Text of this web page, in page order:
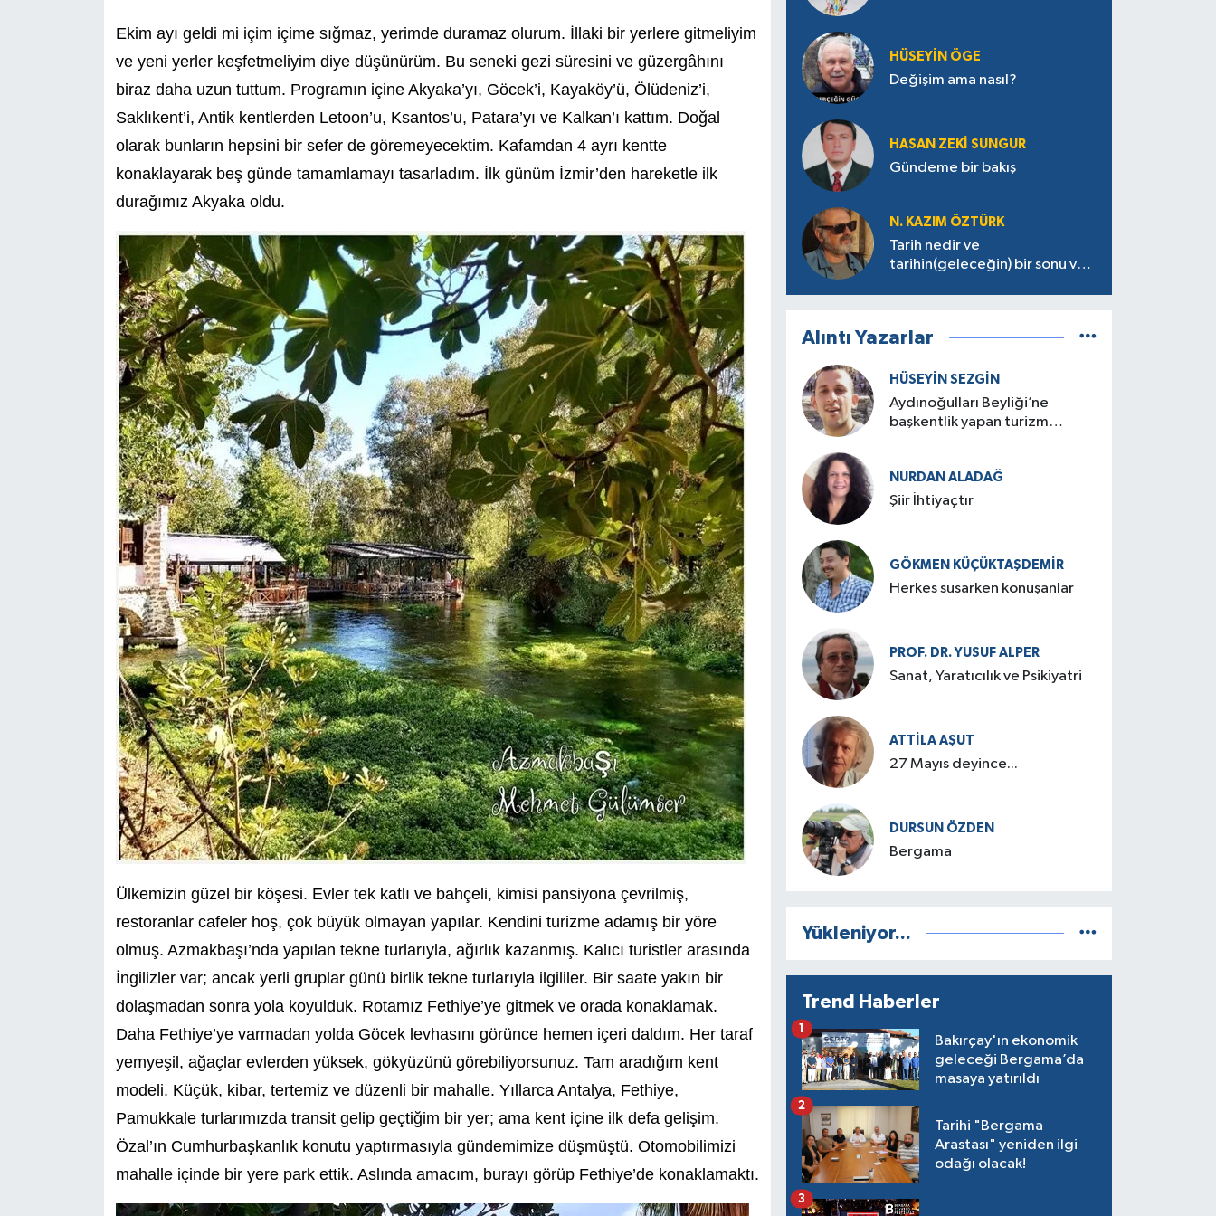
Ekim ayı geldi mi içim içime sığmaz, yerimde duramaz olurum. İllaki bir yerlere gitmeliyim
ve yeni yerler keşfetmeliyim diye düşünürüm. Bu seneki gezi süresini ve güzergâhını
biraz daha uzun tuttum. Programın içine Akyaka’yı, Göcek’i, Kayaköy’ü, Ölüdeniz’i,
Saklıkent’i, Antik kentlerden Letoon’u, Ksantos’u, Patara’yı ve Kalkan’ı kattım. Doğal
olarak bunların hepsini bir sefer de göremeyecektim. Kafamdan 4 ayrı kentte
konaklayarak beş günde tamamlamayı tasarladım. İlk günüm İzmir’den hareketle ilk
durağımız Akyaka oldu.
Ülkemizin güzel bir köşesi. Evler tek katlı ve bahçeli, kimisi pansiyona çevrilmiş,
restoranlar cafeler hoş, çok büyük olmayan yapılar. Kendini turizme adamış bir yöre
olmuş. Azmakbaşı’nda yapılan tekne turlarıyla, ağırlık kazanmış. Kalıcı turistler arasında
İngilizler var; ancak yerli gruplar günü birlik tekne turlarıyla ilgililer. Bir saate yakın bir
dolaşmadan sonra yola koyulduk. Rotamız Fethiye’ye gitmek ve orada konaklamak.
Daha Fethiye’ye varmadan yolda Göcek levhasını görünce hemen içeri daldım. Her taraf
yemyeşil, ağaçlar evlerden yüksek, gökyüzünü görebiliyorsunuz. Tam aradığım kent
modeli. Küçük, kibar, tertemiz ve düzenli bir mahalle. Yıllarca Antalya, Fethiye,
Pamukkale turlarımızda transit gelip geçtiğim bir yer; ama kent içine ilk defa gelişim.
Özal’ın Cumhurbaşkanlık konutu yaptırmasıyla gündemimize düşmüştü. Otomobilimizi
mahalle içinde bir yere park ettik. Aslında amacım, burayı görüp Fethiye’de konaklamaktı.
HÜSEYIN ÖGE
Değişim ama nasıl?
HASAN ZEKI SUNGUR
Gündeme bir bakış
N. KAZIM ÖZTÜRK
Tarih nedir ve
tarihin(geleceğin) bir sonu var
Alıntı Yazarlar
HÜSEYIN SEZGIN
Aydınoğulları Beyliği’ne
başkentlik yapan turizm
NURDAN ALADAĞ
Şiir İhtiyaçtır
GÖKMEN KÜÇÜKTAŞDEMIR
Herkes susarken konuşanlar
PROF. DR. YUSUF ALPER
Sanat, Yaratıcılık ve Psikiyatri
ATTILA AŞUT
27 Mayıs deyince...
DURSUN ÖZDEN
Bergama
Yükleniyor...
Trend Haberler
Bakırçay'ın ekonomik
geleceği Bergama’da
masaya yatırıldı
1
Tarihi "Bergama
Arastası" yeniden ilgi
odağı olacak!
2
3